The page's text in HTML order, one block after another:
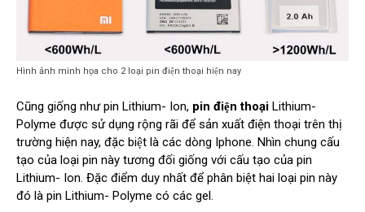
Hình ảnh minh họa cho 2 loại pin điện thoại hiện nay
Cũng giống như pin Lithium- Ion, pin điện thoại Lithium-
Polyme được sử dụng rộng rãi để sản xuất điện thoại trên thị
trường hiện nay, đặc biệt là các dòng Iphone. Nhìn chung cấu
tạo của loại pin này tương đối giống với cấu tạo của pin
Lithium- Ion. Đặc điểm duy nhất để phân biệt hai loại pin này
đó là pin Lithium- Polyme có các gel.